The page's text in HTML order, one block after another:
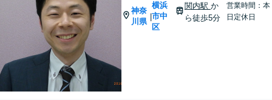
神奈
川県
|
横浜
市中
区
関内駅 か
ら徒歩5分
営業時間：本
日定休日